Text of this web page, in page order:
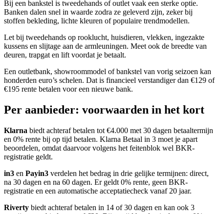
Bij een bankstel is tweedehands of outlet vaak een sterke optie.
Banken dalen snel in waarde zodra ze geleverd zijn, zeker bij
stoffen bekleding, lichte kleuren of populaire trendmodellen.
Let bij tweedehands op rooklucht, huisdieren, vlekken, ingezakte
kussens en slijtage aan de armleuningen. Meet ook de breedte van
deuren, trapgat en lift voordat je betaalt.
Een outletbank, showroommodel of bankstel van vorig seizoen kan
honderden euro’s schelen. Dat is financieel verstandiger dan €129 of
€195 rente betalen voor een nieuwe bank.
Per aanbieder: voorwaarden in het kort
Klarna biedt achteraf betalen tot €4.000 met 30 dagen betaaltermijn
en 0% rente bij op tijd betalen. Klarna Betaal in 3 moet je apart
beoordelen, omdat daarvoor volgens het feitenblok wel BKR-
registratie geldt.
in3 en Payin3 verdelen het bedrag in drie gelijke termijnen: direct,
na 30 dagen en na 60 dagen. Er geldt 0% rente, geen BKR-
registratie en een automatische acceptatiecheck vanaf 20 jaar.
Riverty biedt achteraf betalen in 14 of 30 dagen en kan ook 3